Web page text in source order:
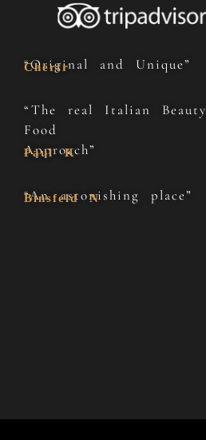
“Original and Unique”
Cherfr
“The real Italian Beauty
Food
Approach”
Paul K
“An astonishing place”
Binsfeld N